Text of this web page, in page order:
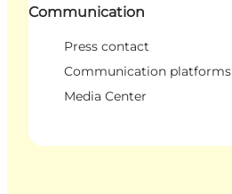
Communication
Press contact
Communication platforms
Media Center